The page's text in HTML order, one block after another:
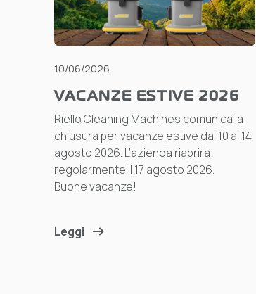
10/06/2026
VACANZE ESTIVE 2026
Riello Cleaning Machines comunica la
chiusura per vacanze estive dal 10 al 14
agosto 2026. L’azienda riaprirà
regolarmente il 17 agosto 2026.
Buone vacanze!
Leggi